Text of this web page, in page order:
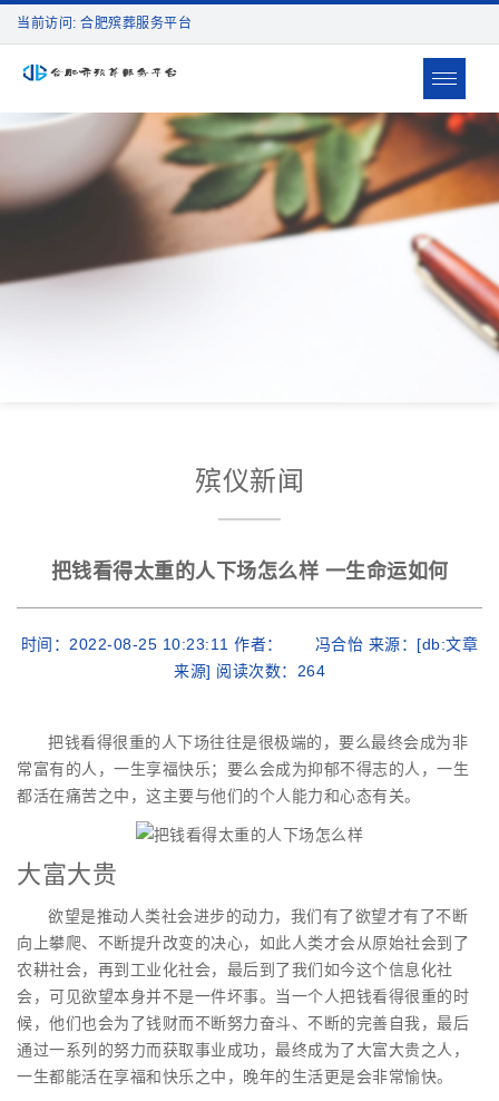
当前访问: 合肥殡葬服务平台
Toggle
殡仪新闻
把钱看得太重的人下场怎么样 一生命运如何
时间：2022-08-25 10:23:11 作者： 冯合怡 来源：[db:文章
来源] 阅读次数： 264
把钱看得很重的人下场往往是很极端的，要么最终会成为非
常富有的人，一生享福快乐；要么会成为抑郁不得志的人，一生
都活在痛苦之中，这主要与他们的个人能力和心态有关。
大富大贵
欲望是推动人类社会进步的动力，我们有了欲望才有了不断
向上攀爬、不断提升改变的决心，如此人类才会从原始社会到了
农耕社会，再到工业化社会，最后到了我们如今这个信息化社
会，可见欲望本身并不是一件坏事。当一个人把钱看得很重的时
候，他们也会为了钱财而不断努力奋斗、不断的完善自我，最后
通过一系列的努力而获取事业成功，最终成为了大富大贵之人，
一生都能活在享福和快乐之中，晚年的生活更是会非常愉快。